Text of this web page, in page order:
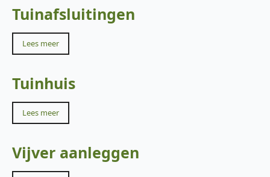
Tuinafsluitingen
Lees meer
Tuinhuis
Lees meer
Vijver aanleggen